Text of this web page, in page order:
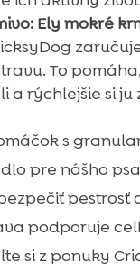
Ely mokré
To
a rýchlejšie si ju
s
pre nášho
pestrosť
podporuje
si z ponuky